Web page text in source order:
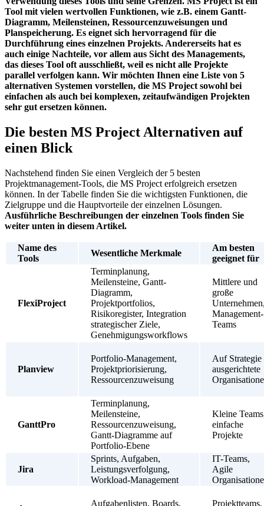
Tool mit vielen wertvollen Funktionen, wie z.B. einem Gantt-
Diagramm, Meilensteinen, Ressourcenzuweisungen und
Planspeicherung. Es eignet sich hervorragend für die
Durchführung eines einzelnen Projekts. Andererseits hat es
auch einige Nachteile, vor allem aus Sicht des Managements,
das dieses Tool oft ausschließt, weil es nicht alle Projekte
parallel verfolgen kann. Wir möchten Ihnen eine Liste von 5
alternativen Systemen vorstellen, die MS Project sowohl bei
einfachen als auch bei komplexen, zeitaufwändigen Projekten
sehr gut ersetzen können.
Die besten MS Project Alternativen auf
einen Blick
Nachstehend finden Sie einen Vergleich der 5 besten
Projektmanagement-Tools, die MS Project erfolgreich ersetzen
können. In der Tabelle finden Sie die wichtigsten Funktionen, die
Zielgruppe und die Hauptvorteile der einzelnen Lösungen.
Ausführliche Beschreibungen der einzelnen Tools finden Sie
weiter unten in diesem Artikel.
Name des
Tools
Wesentliche Merkmale
Am besten
geeignet für
FlexiProject
Terminplanung,
Meilensteine, Gantt-
Diagramm,
Projektportfolios,
Risikoregister, Integration
strategischer Ziele,
Genehmigungsworkflows
Mittlere und
große
Management-
Teams
Planview
Portfolio-Management,
Projektpriorisierung,
Ressourcenzuweisung
Auf Strategie
ausgerichtete
GanttPro
Terminplanung,
Meilensteine,
Ressourcenzuweisung,
Gantt-Diagramme auf
Portfolio-Ebene
Kleine
einfache
Projekte
Jira
Sprints, Aufgaben,
Leistungsverfolgung,
Workload-Management
IT-Teams,
Agile
Aufgabenlisten, Boards,
Projektteams,